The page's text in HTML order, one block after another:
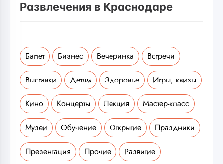
Развлечения в Краснодаре
Балет Бизнес Вечеринка Встречи
Выставки Детям Здоровье Игры, квизы
Кино Концерты Лекция Мастер-класс
Музеи Обучение Открытие Праздники
Презентация Прочие Развитие